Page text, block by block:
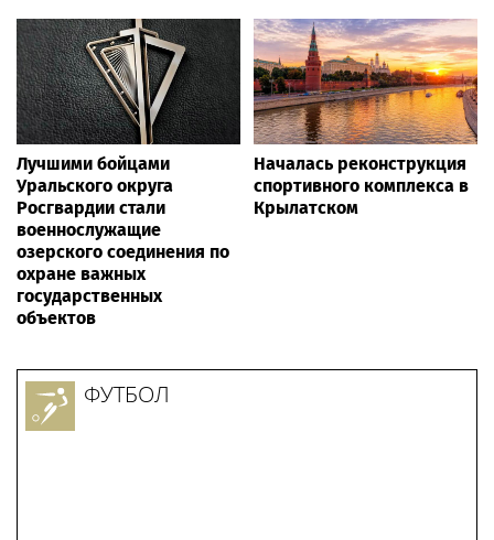
Лучшими бойцами
Уральского округа
Росгвардии стали
военнослужащие
озерского соединения по
охране важных
государственных
объектов
Началась реконструкция
спортивного комплекса в
Крылатском
ФУТБОЛ